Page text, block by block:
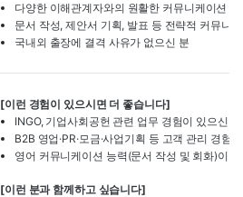
다양한 이해관계자와의 원활한 커뮤니케이션
문서 작성, 제안서 기획, 발표 등 전략적 커뮤니
국내외 출장에 결격 사유가 없으신 분
[이런 경험이 있으시면 더 좋습니다]
INGO, 기업사회공헌 관련 업무 경험이 있으신 분
B2B 영업·PR·모금·사업기획 등 고객 관리 경험
영어 커뮤니케이션 능력(문서 작성 및 회화)이
[이런 분과 함께하고 싶습니다]